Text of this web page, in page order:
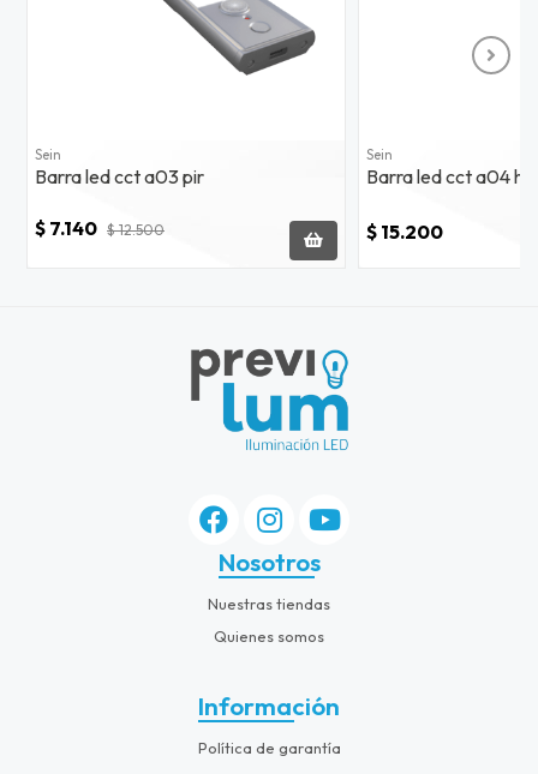
Sein
Barra led cct a03 pir
$ 7.140 $ 12.500
Sein
Barra led cct a04 hw
$ 15.200
Nosotros
Nuestras tiendas
Quienes somos
Información
Política de garantía